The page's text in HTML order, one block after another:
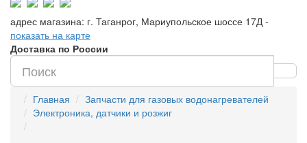
адрес магазина: г. Таганрог, Мариупольское шоссе 17Д -
показать на карте
Доставка по России
Главная
Запчасти для газовых водонагревателей
Электроника, датчики и розжиг